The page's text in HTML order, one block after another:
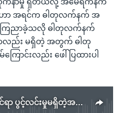
မာဟာ အရင်က ဓါတုလက်နက် အ
ြေညာခဲ့သလို ဓါတုလက်နက်
လည်း မရှိတဲ့ အတွက် ဓါတု
ောင်းလည်း ဖေါ်ပြထားပါ
မြန်မာရဲ့ နျူကလီးယားဆိုင်ရာ ပွင့်လင်းမှုမရှိတဲ့အပေါ် ကန် စိုးရိမ်ဆဲ